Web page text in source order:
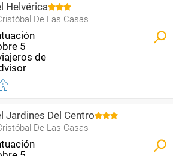
Helvérica
De Las Casas
Jardines Del Centro
De Las Casas